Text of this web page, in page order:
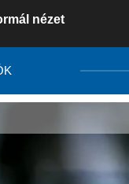
nézet